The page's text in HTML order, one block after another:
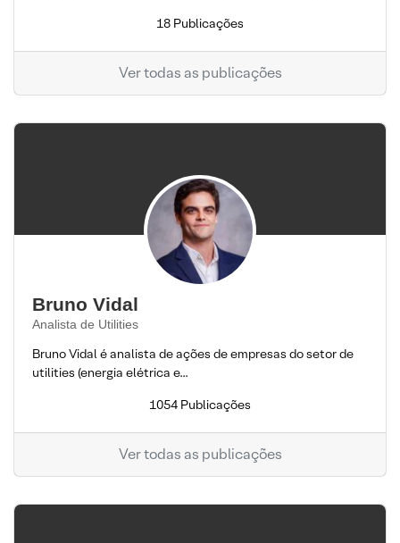
18 Publicações
Ver todas as publicações
Bruno Vidal
Analista de Utilities
Bruno Vidal é analista de ações de empresas do setor de
utilities (energia elétrica e...
1054 Publicações
Ver todas as publicações